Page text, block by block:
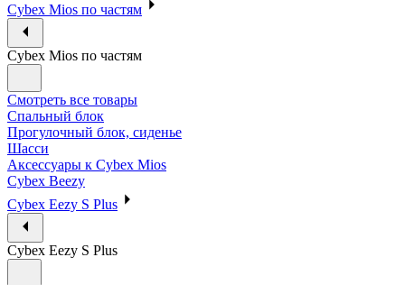
Cybex Mios по частям
Cybex Mios по частям
Смотреть все товары
Спальный блок
Прогулочный блок, сиденье
Шасси
Аксессуары к Cybex Mios
Cybex Beezy
Cybex Eezy S Plus
Cybex Eezy S Plus